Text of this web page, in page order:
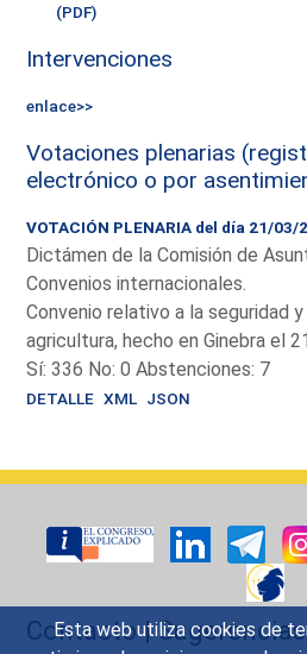
Esta web utiliza cookies de
(PDF)
Intervenciones
enlace>>
Votaciones plenarias
electrónico o por
VOTACIÓN PLENARIA del día 21/03/
Dictámen de la Comisión de
Convenios internacionales.
Convenio relativo a la seguridad
agricultura, hecho en Ginebra el
Sí: 336 No: 0 Abstenciones: 7
DETALLE XML JSON
Contacto|Sugerencias